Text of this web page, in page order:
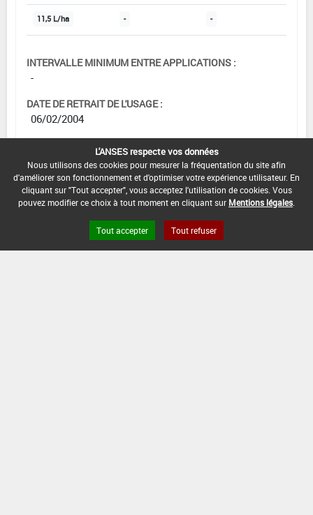
11,5 L/ha - -
INTERVALLE MINIMUM ENTRE APPLICATIONS :
-
DATE DE RETRAIT DE L'USAGE :
06/02/2004
DATE DE FIN DE DISTRIBUTION :
-
DATE DE FIN D'UTILISATION :
-
L'ANSES respecte vos données
Nous utilisons des cookies pour mesurer la fréquentation du site afin
d'améliorer son fonctionnement et d'optimiser votre expérience utilisateur. En
cliquant sur "Tout accepter", vous acceptez l'utilisation de cookies. Vous
pouvez modifier ce choix à tout moment en cliquant sur Mentions légales
Tout accepter Tout refuser